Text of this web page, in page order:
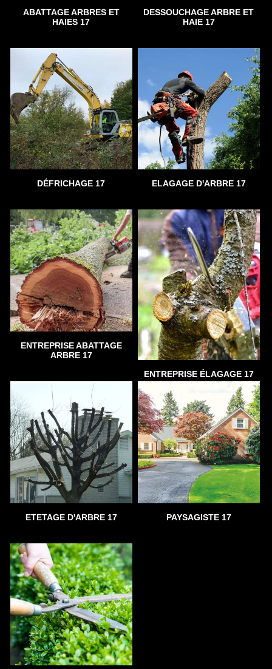
ABATTAGE ARBRES ET
HAIES 17
DESSOUCHAGE ARBRE ET
HAIE 17
DÉFRICHAGE 17 ELAGAGE D'ARBRE 17
ENTREPRISE ABATTAGE
ARBRE 17
ENTREPRISE ÉLAGAGE 17
ETETAGE D'ARBRE 17 PAYSAGISTE 17